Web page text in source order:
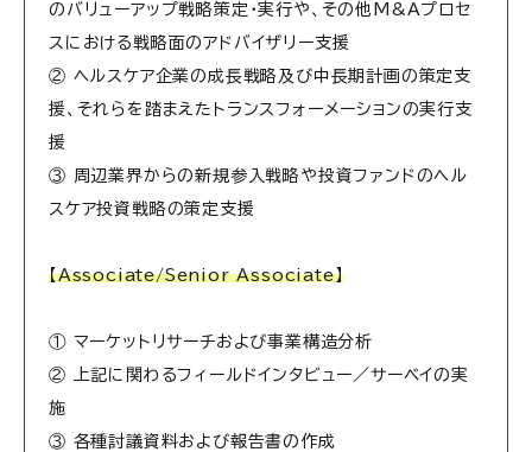
のバリューアップ戦略策定・実行や、その他M&Aプロセ
スにおける戦略面のアドバイザリー支援
② ヘルスケア企業の成長戦略及び中長期計画の策定支
援、それらを踏まえたトランスフォーメーションの実行支
援
③ 周辺業界からの新規参入戦略や投資ファンドのヘル
スケア投資戦略の策定支援
【Associate/Senior Associate】
① マーケットリサーチおよび事業構造分析
② 上記に関わるフィールドインタビュー／サーベイの実
施
③ 各種討議資料および報告書の作成